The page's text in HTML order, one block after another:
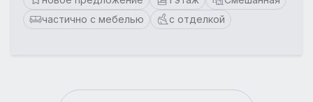
частично с мебелью
с отделкой